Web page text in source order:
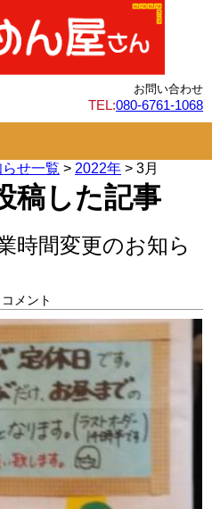
お問い合わせ
TEL:080-6761-1068
らせ一覧 > 2022年 > 3月
稿した記事
時間変更のお知ら
コメント